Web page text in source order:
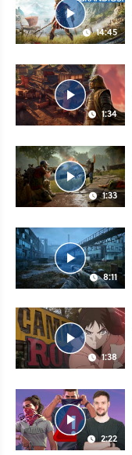
14:45
1:34
1:33
8:11
1:38
2:22